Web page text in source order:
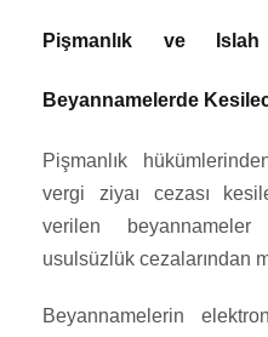
Pişmanlık ve Islah
Beyannamelerde
Pişmanlık
vergi ziyaı cezası
verilen
usulsüzlük cezalarından
Beyannamelerin